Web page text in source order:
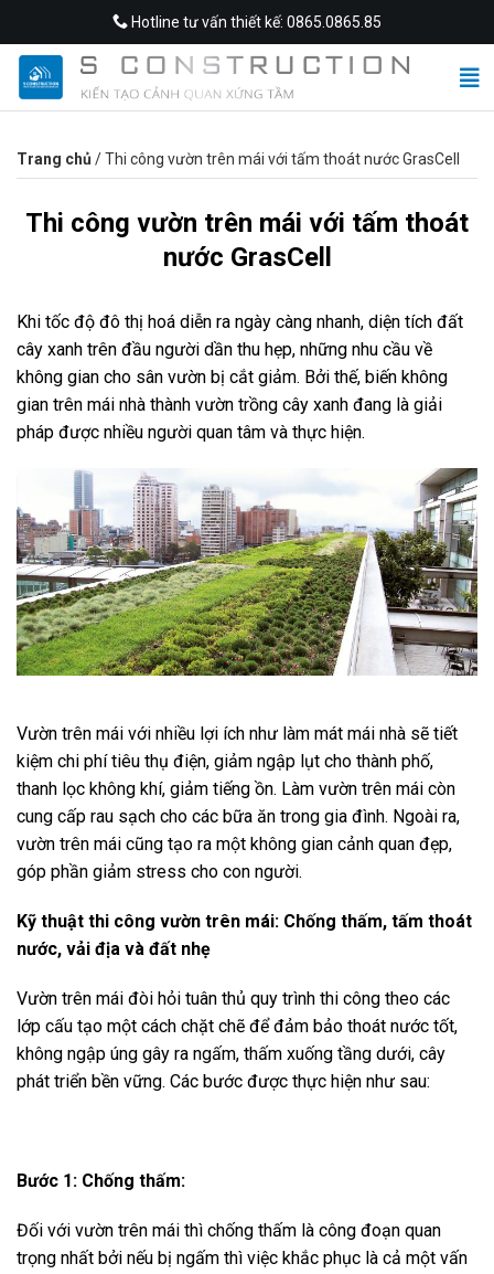
to
content
Hotline tư vấn thiết kế: 0865.0865.85
Trang chủ /Thi công vườn trên mái với tấm thoát nước GrasCell
Thi công vườn trên mái với tấm thoát
nước GrasCell
Khi tốc độ đô thị hoá diễn ra ngày càng nhanh, diện tích đất
cây xanh trên đầu người dần thu hẹp, những nhu cầu về
không gian cho sân vườn bị cắt giảm. Bởi thế, biến không
gian trên mái nhà thành vườn trồng cây xanh đang là giải
pháp được nhiều người quan tâm và thực hiện.
Vườn trên mái với nhiều lợi ích như làm mát mái nhà sẽ tiết
kiệm chi phí tiêu thụ điện, giảm ngập lụt cho thành phố,
thanh lọc không khí, giảm tiếng ồn. Làm vườn trên mái còn
cung cấp rau sạch cho các bữa ăn trong gia đình. Ngoài ra,
vườn trên mái cũng tạo ra một không gian cảnh quan đẹp,
góp phần giảm stress cho con người.
Kỹ thuật thi công vườn trên mái: Chống thấm, tấm thoát
nước, vải địa và đất nhẹ
Vườn trên mái đòi hỏi tuân thủ quy trình thi công theo các
lớp cấu tạo một cách chặt chẽ để đảm bảo thoát nước tốt,
không ngập úng gây ra ngấm, thấm xuống tầng dưới, cây
phát triển bền vững. Các bước được thực hiện như sau:
Bước 1: Chống thấm:
Đối với vườn trên mái thì chống thấm là công đoạn quan
trọng nhất bởi nếu bị ngấm thì việc khắc phục là cả một vấn